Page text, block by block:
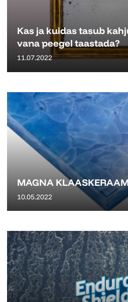
Kas ja kuidas tasub
vana peegel taastada?
11.07.2022
MAGNA
10.05.2022